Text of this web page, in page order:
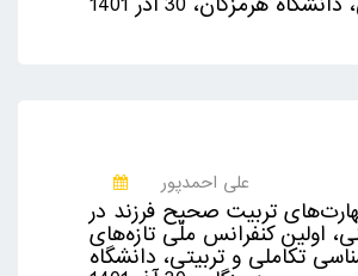
علی احمدپور
تربیت صحیح فرزند در
اولین کنفرانس ملّی تازه‌های
تکاملی و تربیتی، دانشگاه